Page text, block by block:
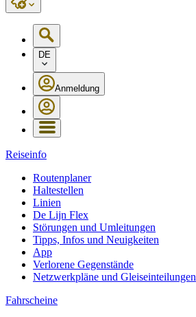
DE
Anmeldung
Reiseinfo
Routenplaner
Haltestellen
Linien
De Lijn Flex
Störungen und Umleitungen
Tipps, Infos und Neuigkeiten
App
Verlorene Gegenstände
Netzwerkpläne und Gleiseinteilungen
Fahrscheine